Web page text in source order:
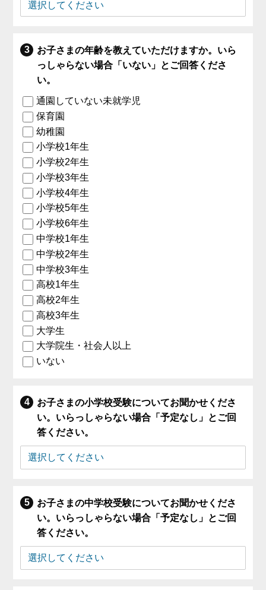
お子さまの年齢を教えていただけますか。いら
っしゃらない場合「いない」とご回答くださ
い。
通園していない未就学児
保育園
幼稚園
小学校1年生
小学校2年生
小学校3年生
小学校4年生
小学校5年生
小学校6年生
中学校1年生
中学校2年生
中学校3年生
高校1年生
高校2年生
高校3年生
大学生
大学院生・社会人以上
いない
お子さまの小学校受験についてお聞かせくださ
い。いらっしゃらない場合「予定なし」とご回
答ください。
お子さまの中学校受験についてお聞かせくださ
い。いらっしゃらない場合「予定なし」とご回
答ください。